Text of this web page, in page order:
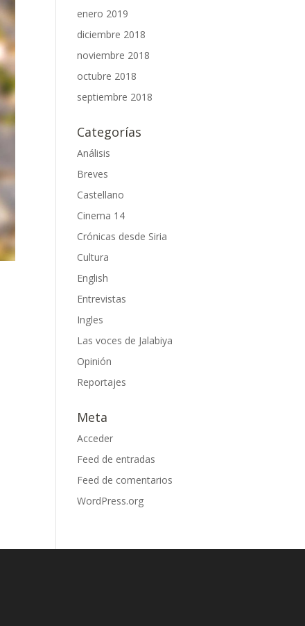
enero 2019
diciembre 2018
noviembre 2018
octubre 2018
septiembre 2018
Categorías
Análisis
Breves
Castellano
Cinema 14
Crónicas desde Siria
Cultura
English
Entrevistas
Ingles
Las voces de Jalabiya
Opinión
Reportajes
Meta
Acceder
Feed de entradas
Feed de comentarios
WordPress.org